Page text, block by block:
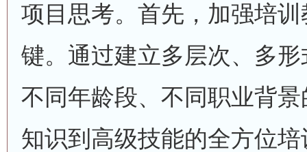
项目思考。首先，加强培
键。通过建立多层次、多
不同年龄段、不同职业背
知识到高级技能的全方位